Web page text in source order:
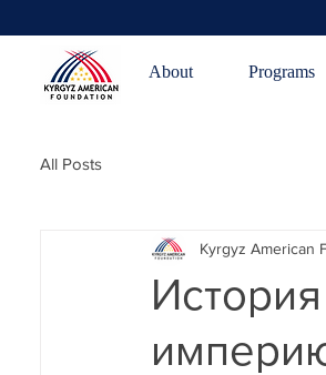
About Programs
All Posts
Kyrgyz American